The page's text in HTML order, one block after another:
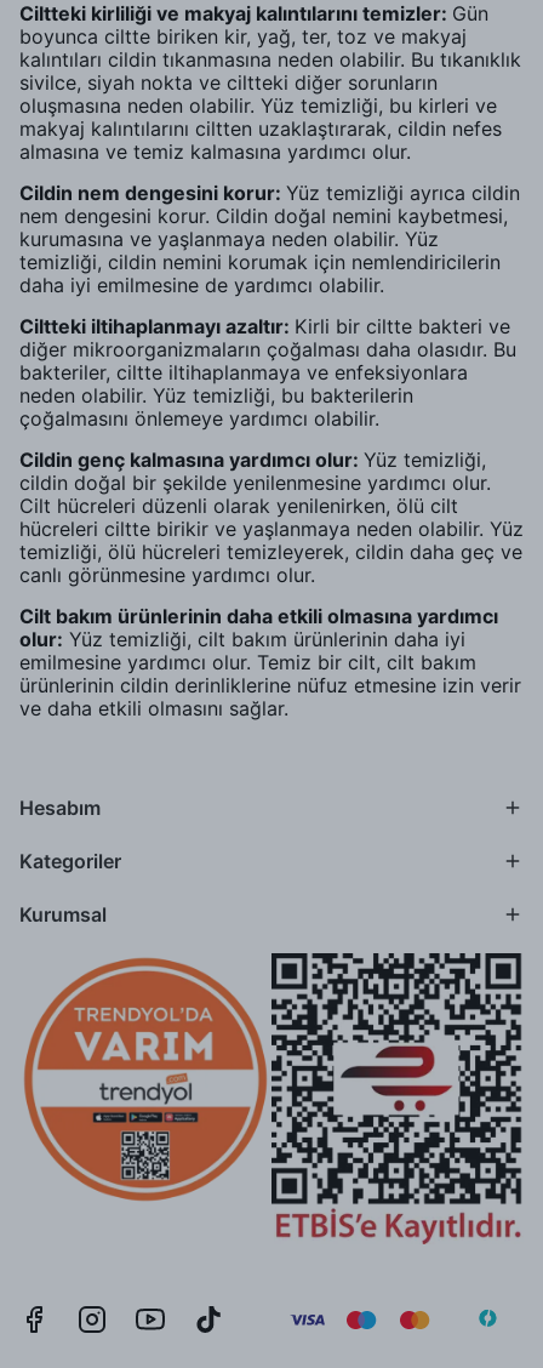
Ciltteki kirliliği ve makyaj kalıntılarını temizler: Gün
boyunca ciltte biriken kir, yağ, ter, toz ve makyaj
kalıntıları cildin tıkanmasına neden olabilir. Bu tıkanıklık
sivilce, siyah nokta ve ciltteki diğer sorunların
oluşmasına neden olabilir. Yüz temizliği, bu kirleri ve
makyaj kalıntılarını ciltten uzaklaştırarak, cildin nefes
almasına ve temiz kalmasına yardımcı olur.
Cildin nem dengesini korur: Yüz temizliği ayrıca cildin
nem dengesini korur. Cildin doğal nemini kaybetmesi,
kurumasına ve yaşlanmaya neden olabilir. Yüz
temizliği, cildin nemini korumak için nemlendiricilerin
daha iyi emilmesine de yardımcı olabilir.
Ciltteki iltihaplanmayı azaltır: Kirli bir ciltte bakteri ve
diğer mikroorganizmaların çoğalması daha olasıdır. Bu
bakteriler, ciltte iltihaplanmaya ve enfeksiyonlara
neden olabilir. Yüz temizliği, bu bakterilerin
çoğalmasını önlemeye yardımcı olabilir.
Cildin genç kalmasına yardımcı olur: Yüz temizliği,
cildin doğal bir şekilde yenilenmesine yardımcı olur.
Cilt hücreleri düzenli olarak yenilenirken, ölü cilt
hücreleri ciltte birikir ve yaşlanmaya neden olabilir. Yüz
temizliği, ölü hücreleri temizleyerek, cildin daha geç ve
canlı görünmesine yardımcı olur.
Cilt bakım ürünlerinin daha etkili olmasına yardımcı
olur: Yüz temizliği, cilt bakım ürünlerinin daha iyi
emilmesine yardımcı olur. Temiz bir cilt, cilt bakım
ürünlerinin cildin derinliklerine nüfuz etmesine izin verir
ve daha etkili olmasını sağlar.
Hesabım
Kategoriler
Kurumsal